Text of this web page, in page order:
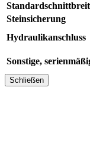
Steinsicherung
Hydraulikanschluss
Sonstige,
Schließen